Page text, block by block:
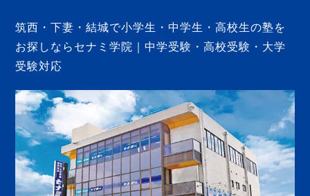
筑西・下妻・結城で小学生・中学生・高校生の塾を
お探しならセナミ学院｜中学受験・高校受験・大学
受験対応